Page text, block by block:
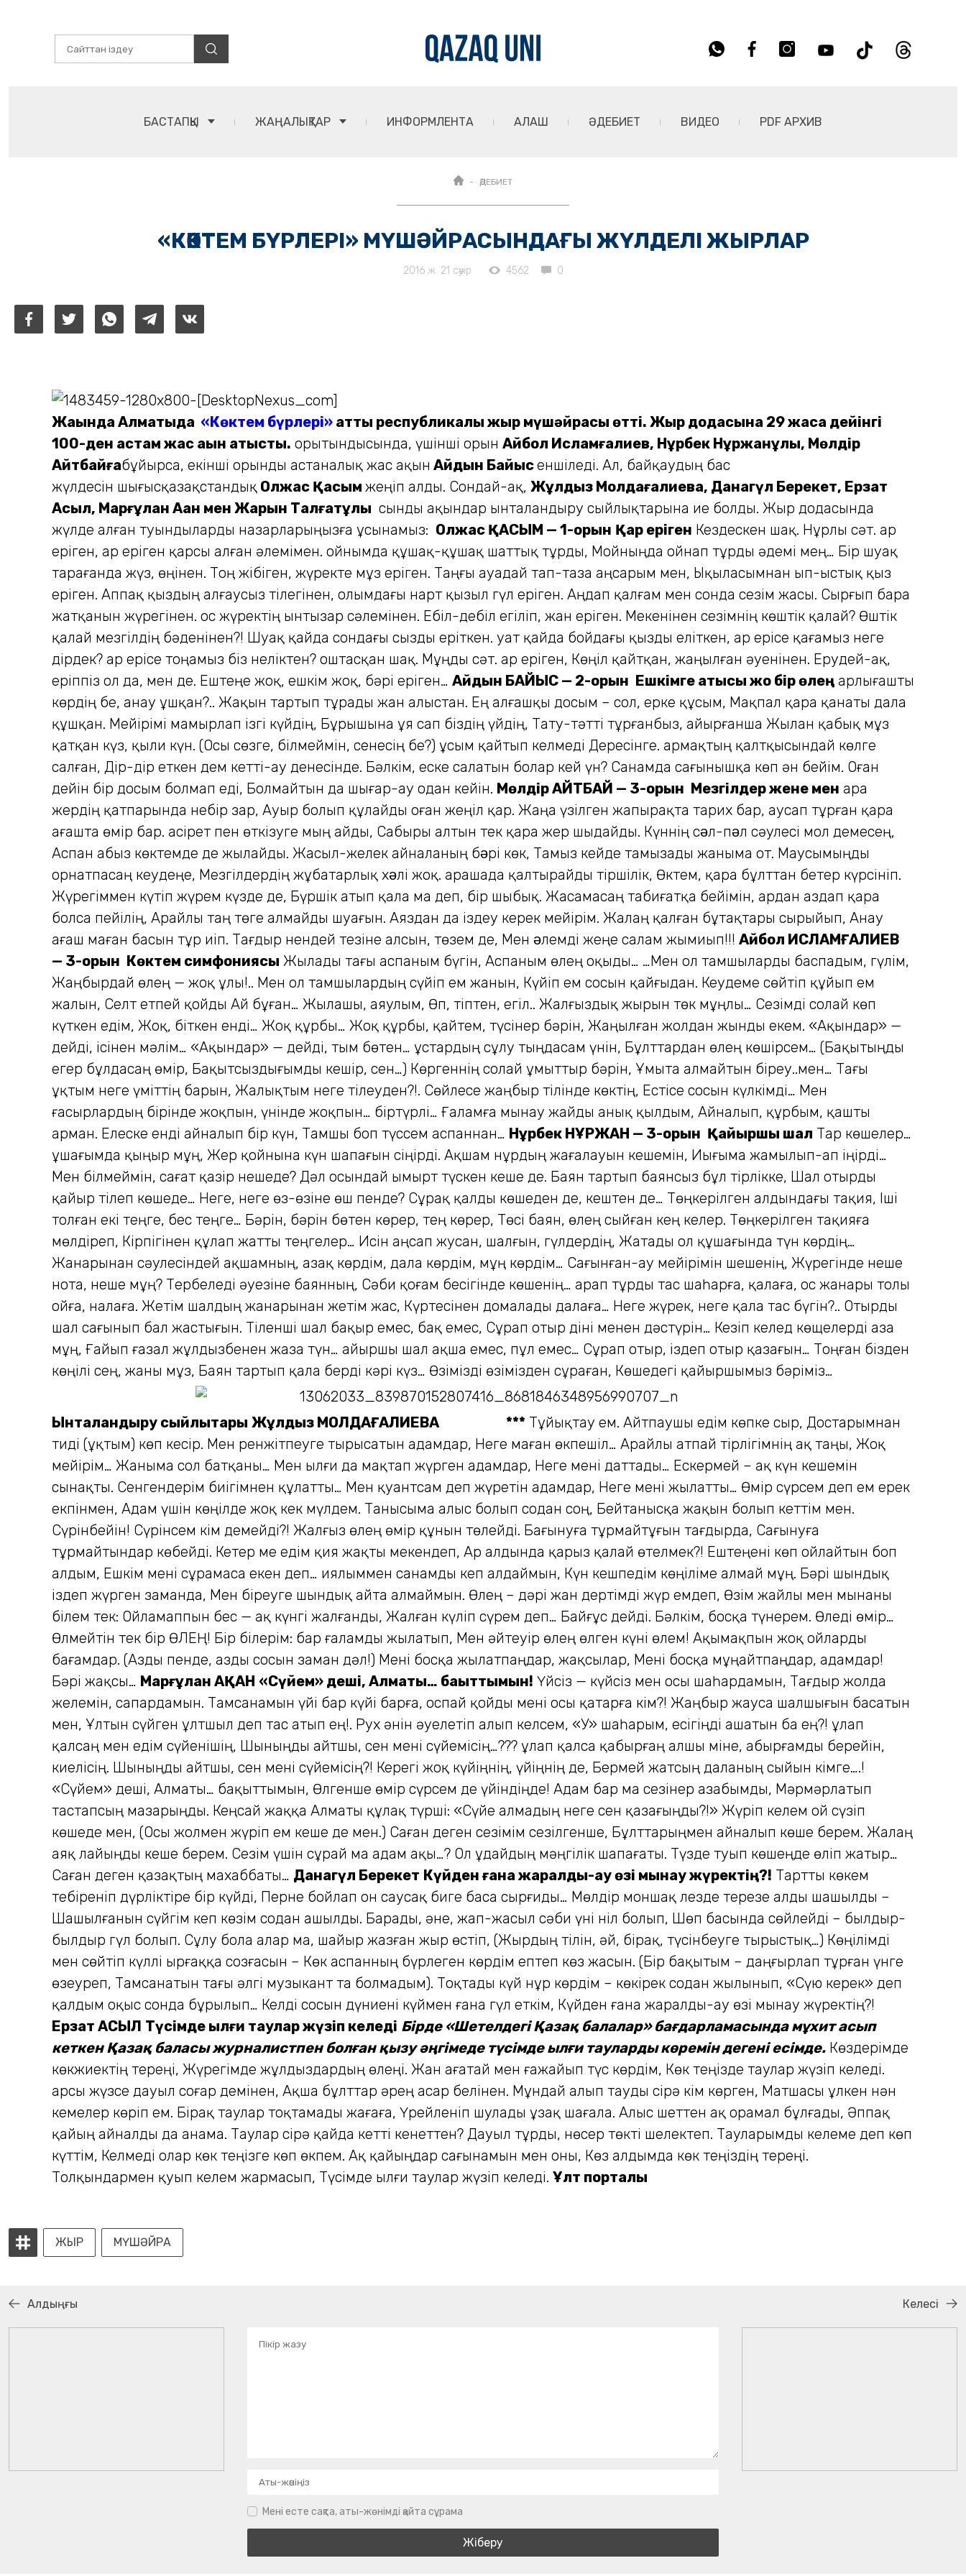
БАСТАПҚЫ ЖАҢАЛЫҚТАР ИНФОРМЛЕНТА АЛАШ ӘДЕБИЕТ ВИДЕО PDF АРХИВ
ӘДЕБИЕТ
«КӨКТЕМ БҮРЛЕРІ» МҮШӘЙРАСЫНДАҒЫ ЖҮЛДЕЛІ ЖЫРЛАР
2016 ж. 21 сәуір 4562 0
Жақында Алматыда «Көктем бүрлері» атты республикалық жыр мүшәйрасы өтті. Жыр додасына 29 жасқа дейінгі
100-ден астам жас ақын қатысты. Қорытындысында, үшінші орын Айбол Исламғалиев, Нұрбек Нұржанұлы, Мөлдір
Айтбайғабұйырса, екінші орынды астаналық жас ақын Айдын Байысеншіледі. Ал, байқаудың бас
жүлдесін шығысқазақстандық Олжас Қасым жеңіп алды. Сондай-ақ, Жұлдыз Молдағалиева, Данагүл Берекет, Ерзат
Асыл, Марғұлан Ақан мен Жарқын Талғатұлы сынды ақындар ынталандыру сыйлықтарына ие болды. Жыр додасында
жүлде алған туындыларды назарларыңызға ұсынамыз: Олжас ҚАСЫМ — 1-орын Қар еріген Кездескен шақ. Нұрлы сәт. Қар
еріген, Қар еріген қарсы алған әлемімен. Қойнымда құшақ-құшақ шаттық тұрды, Мойныңда ойнап тұрды әдемі мең… Бір шуақ
тарағанда жүз, өңінен. Тоң жібіген, жүректе мұз еріген. Таңғы ауадай тап-таза аңсарым мен, Ықыласымнан ып-ыстық қыз
еріген. Аппақ қыздың алғаусыз тілегінен, Қолымдағы нарт қызыл гүл еріген. Аңдап қалғам мен сонда сезім жасы. Сырғып бара
жатқанын жүрегінен. Қос жүректің ынтызар сәлемінен. Ебіл-дебіл егіліп, жан еріген. Мекенінен сезімнің көштік қалай? Өштік
қалай мезгілдің бәденінен?! Шуақ қайда сондағы сызды еріткен. Қуат қайда бойдағы қызды еліткен, Қар ерісе қағамыз неге
дірдек? Қар ерісе тоңамыз біз неліктен? Қоштасқан шақ. Мұңды сәт. Қар еріген, Көңіл қайтқан, жаңылған әуенінен. Ерудей-ақ,
еріппіз ол да, мен де. Ештеңе жоқ, ешкім жоқ, бәрі еріген… Айдын БАЙЫС — 2-орын Ешкімге қатысы жоқ бір өлең Қарлығашты
көрдің бе, анау ұшқан?.. Жақын тартып тұрады жан алыстан. Ең алғашқы досым – сол, ерке құсым, Мақпал қара қанаты дала
құшқан. Мейірімі мамырлап ізгі күйдің, Бұрышына ұя сап біздің үйдің, Тату-тәтті тұрғанбыз, айырғанша Жылан қабық мұз
қатқан күз, қыли күн. (Осы сөзге, білмеймін, сенесің бе?) Құсым қайтып келмеді Дересінге. Қармақтың қалтқысындай көлге
салған, Дір-дір еткен дем кетті-ау денесінде. Бәлкім, еске салатын болар кей үн? Санамда сағынышқа көп ән бейім. Оған
дейін бір досым болмап еді, Болмайтын да шығар-ау одан кейін. Мөлдір АЙТБАЙ — 3-орын Мезгілдер жене мен Қара
жердің қатпарында небір зар, Ауыр болып құлайды оған жеңіл қар. Жаңа үзілген жапырақта тарих бар, Қаусап тұрған қара
ағашта өмір бар. Қасірет пен өткізуге мың айды, Сабыры алтын тек қара жер шыдайды. Күннің сəл-пəл сәулесі мол демесең,
Аспан абыз көктемде де жылайды. Жасыл-желек айналаның бəрі көк, Тамыз кейде тамызады жаныма от. Маусымыңды
орнатпасаң кеудеңе, Мезгілдердің жұбатарлық хəлі жоқ. Қарашада қалтырайды тіршілік, Өктем, қара бұлттан бетер күрсініп.
Жүрегіммен күтіп жүрем күзде де, Бүршік атып қала ма деп, бір шыбық. Жасамасаң табиғатқа бейімін, Қардан аздап қара
болса пейілің, Арайлы таң төге алмайды шуағын. Аяздан да іздеу керек мейірім. Жалаң қалған бұтақтары сырыйып, Анау
ағаш маған басын тұр иіп. Тағдыр нендей тезіне алсын, төзем де, Мен əлемді жеңе салам жымиып!!! Айбол ИСЛАМҒАЛИЕВ
— 3-орын Көктем симфониясы Жылады тағы аспаным бүгін, Аспаным өлең оқыды… …Мен ол тамшыларды баспадым, гүлім,
Жаңбырдай өлең — жоқ ұлы!.. Мен ол тамшылардың сүйіп ем жанын, Күйіп ем сосын қайғыдан. Кеудеме сөйтіп құйып ем
жалын, Селт етпей қойды Ай бұған… Жылашы, аяулым, Өп, тіптен, егіл.. Жалғыздық жырын төк мұңлы… Сезімді солай көп
күткен едім, Жоқ, біткен енді… Жоқ құрбы… Жоқ құрбы, қайтем, түсінер бәрін, Жаңылған жолдан жынды екем. «Ақындар» —
дейді, ісінен мәлім… «Ақындар» — дейді, тым бөтен… Құстардың сұлу тыңдасам үнін, Бұлттардан өлең көшірсем… (Бақытыңды
егер бұлдасаң өмір, Бақытсыздығымды кешір, сен…) Көргеннің солай ұмыттыр бәрін, Ұмыта алмайтын біреу..мен… Тағы
ұқтым неге үміттің барын, Жалықтым неге тілеуден?!. Сөйлесе жаңбыр тілінде көктің, Естісе сосын күлкімді… Мен
ғасырлардың бірінде жоқпын, үнінде жоқпын… біртүрлі… Ғаламға мынау жайды анық қылдым, Айналып, құрбым, қашты
арман. Елеске енді айналып бір күн, Тамшы боп түссем аспаннан… Нұрбек НҰРЖАН — 3-орын Қайыршы шал Тар көшелер…
Құшағымда қыңыр мұң, Жер қойнына күн шапағын сіңірді. Ақшам нұрдың жағалауын кешемін, Иығыма жамылып-ап іңірді…
Мен білмеймін, сағат қазір нешеде? Дәл осындай ымырт түскен кеше де. Баян тартып баянсыз бұл тірлікке, Шал отырды
қайыр тілеп көшеде… Неге, неге өз-өзіне өш пенде? Сұрақ қалды көшеден де, кештен де… Төңкерілген алдындағы тақия, Іші
толған екі теңге, бес теңге… Бәрін, бәрін бөтен көрер, тең көрер, Төсі баян, өлең сыйған кең келер. Төңкерілген тақияға
мөлдіреп, Кірпігінен құлап жатты теңгелер… Исін аңсап жусан, шалғын, гүлдердің, Жатады ол құшағында түн көрдің…
Жанарынан сәулесіндей ақшамның, Қазақ көрдім, дала көрдім, мұң көрдім… Сағынған-ау мейірімін шешенің, Жүрегінде неше
нота, неше мұң? Тербеледі әуезіне баянның, Сәби қоғам бесігінде көшенің… Қарап тұрды тас шаһарға, қалаға, Қос жанары толы
ойға, налаға. Жетім шалдың жанарынан жетім жас, Күртесінен домалады далаға… Неге жүрек, неге қала тас бүгін?.. Отырды
шал сағынып бал жастығын. Тіленші шал бақыр емес, бақ емес, Сұрап отыр діні менен дәстүрін… Кезіп келед көщелерді аза
мұң, Ғайып ғазал жұлдызбенен жаза түн… Қайыршы шал ақша емес, пұл емес… Сұрап отыр, іздеп отыр қазағын… Тоңған бізден
көңілі сең, жаны мұз, Баян тартып қала берді кәрі күз… Өзімізді өзімізден сұраған, Көшедегі қайыршымыз бәріміз…
Ынталандыру сыйлықтары Жұлдыз МОЛДАҒАЛИЕВА *** Тұйықтау ем. Айтпаушы едім көпке сыр, Достарымнан
тиді (ұқтым) көп кесір. Мен ренжітпеуге тырысатын адамдар, Неге маған өкпешіл… Арайлы атпай тірлігімнің ақ таңы, Жоқ
мейірім… Жаныма сол батқаны… Мен ылғи да мақтап жүрген адамдар, Неге мені даттады… Ескермей – ақ күн кешемін
сынақты. Сенгендерім биігімнен құлатты… Мен қуантсам деп жүретін адамдар, Неге мені жылатты… Өмір сүрсем деп ем ерек
екпінмен, Адам үшін көңілде жоқ кек мүлдем. Танысыма алыс болып содан соң, Бейтанысқа жақын болып кеттім мен.
Сүрінбейін! Сүрінсем кім демейді?! Жалғыз өлең өмір құнын төлейді. Бағынуға тұрмайтұғын тағдырда, Сағынуға
тұрмайтындар көбейді. Кетер ме едім қия жақты мекендеп, Ар алдында қарыз қалай өтелмек?! Ештеңені көп ойлайтын боп
алдым, Ешкім мені сұрамаса екен деп… Қиялыммен санамды кеп алдаймын, Күн кешпедім көңіліме алмай мұң. Бәрі шындық
іздеп жүрген заманда, Мен біреуге шындық айта алмаймын. Өлең – дәрі жан дертімді жүр емдеп, Өзім жайлы мен мынаны
білем тек: Ойламаппын бес — ақ күнгі жалғанды, Жалған күліп сүрем деп… Байғұс дейді. Бәлкім, босқа түнерем. Өледі өмір…
Өлмейтін тек бір ӨЛЕҢ! Бір білерім: бар ғаламды жылатып, Мен әйтеуір өлең өлген күні өлем! Ақымақпын жоқ ойларды
бағамдар. (Азды пенде, азды сосын заман дәл!) Мені босқа жылатпаңдар, жақсылар, Мені босқа мұңайтпаңдар, адамдар!
Бәрі жақсы… Марғұлан АҚАН «Сүйем» деші, Алматы… бақыттымын! Үйсіз — күйсіз мен осы шаһардамын, Тағдыр жолда
желемін, сапардамын. Тамсанамын үйі бар күйі барға, Қоспай қойды мені осы қатарға кім?! Жаңбыр жауса шалшығын басатын
мен, Ұлтын сүйген ұлтшыл деп тас атып ең!. Рух әнін әуелетіп алып келсем, «У» шаһарым, есігіңді ашатын ба ең?! Құлап
қалсаң мен едім сүйенішің, Шыныңды айтшы, сен мені сүйемісің…??? Құлап қалса қабырғаң алшы міне, Қабырғамды берейін,
киелісің. Шыныңды айтшы, сен мені сүйемісің?! Керегі жоқ күйіңнің, үйіңнің де, Бермей жатсың даланың сыйын кімге….!
«Сүйем» деші, Алматы… бақыттымын, Өлгенше өмір сүрсем де үйіндіңде! Адам бар ма сезінер азабымды, Мәрмәрлатып
тастапсың мазарыңды. Кеңсай жаққа Алматы құлақ түрші: «Сүйе алмадың неге сен қазағыңды?!» Жүріп келем ой сүзіп
көшеде мен, (Осы жолмен жүріп ем кеше де мен.) Саған деген сезімім сезілгенше, Бұлттарыңмен айналып көше берем. Жалаң
аяқ лайыңды кеше берем. Сезім үшін сұрай ма адам ақы…? Ол Құдайдың мәңгілік шапағаты. Түзде туып көшеңде өліп жатыр…
Саған деген қазақтың махаббаты… Данагүл Берекет Күйден ғана жаралды-ау өзі мынау жүректің?! Тартты көкем
тебіреніп дүрліктіре бір күйді, Перне бойлап он саусақ биге баса сырғиды… Мөлдір моншақ лезде терезе алды шашылды –
Шашылғанын сүйгім кеп көзім содан ашылды. Барады, әне, жап-жасыл сәби үні ніл болып, Шөп басында сөйлейді – былдыр-
былдыр гүл болып. Сұлу бола алар ма, шайыр жазған жыр өстіп, (Жырдың тілін, әй, бірақ, түсінбеуге тырыстық…) Көңілімді
мен сөйтіп күллі ырғаққа созғасын – Көк аспанның бүрлеген көрдім ептеп көз жасын. (Бір бақытым – даңғырлап тұрған үнге
өзеуреп, Тамсанатын тағы әлгі музыкант та болмадым). Тоқтады күй нұр көрдім – көкірек содан жылынып, «Сүю керек» деп
қалдым оқыс сонда бұрылып… Келді сосын дүниені күймен ғана гүл еткім, Күйден ғана жаралды-ау өзі мынау жүректің?!
Ерзат АСЫЛ Түсімде ылғи таулар жүзіп келеді Бірде «Шетелдегі Қазақ балалар» бағдарламасында мұхит асып
кеткен Қазақ баласы журналистпен болған қызу әңгімеде түсімде ылғи тауларды көремін дегені есімде. Көздерімде
көкжиектің тереңі, Жүрегімде жұлдыздардың өлеңі. Жан ағатай мен ғажайып түс көрдім, Көк теңізде таулар жүзіп келеді.
Қарсы жүзсе дауыл соғар демінен, Ақша бұлттар әрең асар белінен. Мұндай алып тауды сірә кім көрген, Матшасы ұлкен нән
кемелер көріп ем. Бірақ таулар тоқтамады жағаға, Үрейленіп шулады ұзақ шағала. Алыс шеттен ақ орамал бұлғады, Әппақ
қайың айналды да анама. Таулар сірә қайда кетті кенеттен? Дауыл тұрды, нөсер төкті шелектеп. Тауларымды келеме деп көп
күттім, Келмеді олар көк теңізге көп өкпем. Ақ қайыңдар сағынамын мен оны, Көз алдымда көк теңіздің тереңі.
Толқындармен қуып келем жармасып, Түсімде ылғи таулар жүзіп келеді. Ұлт порталы
ЖЫР МҮШӘЙРА
Алдыңғы Келесі
Мені есте сақта, аты-жөнімді қайта сұрама